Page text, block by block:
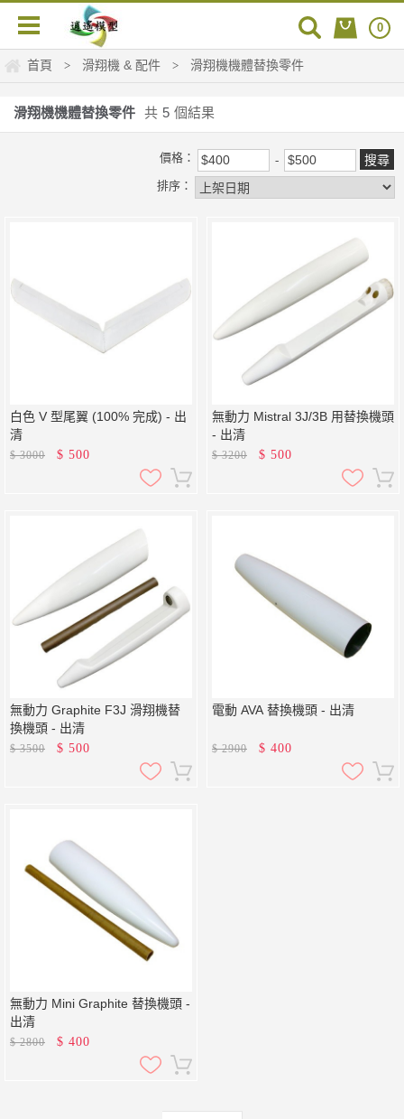
0
首頁 > 滑翔機 & 配件 > 滑翔機機體替換零件
滑翔機機體替換零件 共 5 個結果
價格：
排序：
白色 V 型尾翼 (100% 完成) - 出
清
$3000 $ 500
無動力 Mistral 3J/3B 用替換機頭
- 出清
$3200 $ 500
無動力 Graphite F3J 滑翔機替
換機頭 - 出清
$3500 $ 500
電動 AVA 替換機頭 - 出清
$2900 $ 400
無動力 Mini Graphite 替換機頭 -
出清
$2800 $ 400